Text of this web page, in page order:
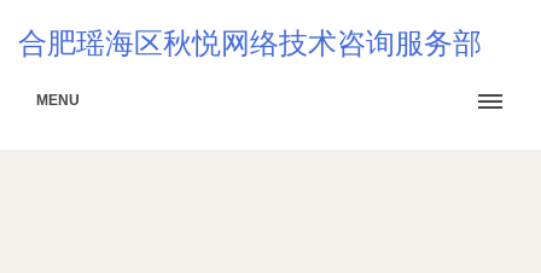
合肥瑶海区秋悦网络技术咨询服务部
MENU